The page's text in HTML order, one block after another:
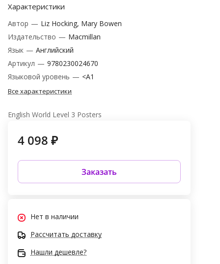
Характеристики
Автор — Liz Hocking, Mary Bowen
Издательство — Macmillan
Язык — Английский
Артикул — 9780230024670
Языковой уровень — <A1
Все характеристики
English World Level 3 Posters
4 098 ₽
Заказать
Нет в наличии
Рассчитать доставку
Нашли дешевле?